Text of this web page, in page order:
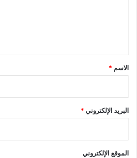
*
الاسم *
البريد الإلكتروني*
الموقع الإلكتروني